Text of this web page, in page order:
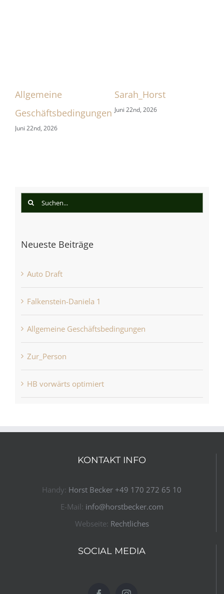
Allgemeine
Geschäftsbedingungen
Juni 22nd, 2026
Sarah_Horst
Juni 22nd, 2026
Suche
Neueste Beiträge
Auto Draft
Falkenstein-Daniela 1
Allgemeine Geschäftsbedingungen
Zur_Person
HB vorwärts optimiert
KONTAKT INFO
Handy: Horst Becker ​+49 170 272 65 10​
E-Mail: info@horstbecker.com
Webseite: Rechtliches
SOCIAL MEDIA